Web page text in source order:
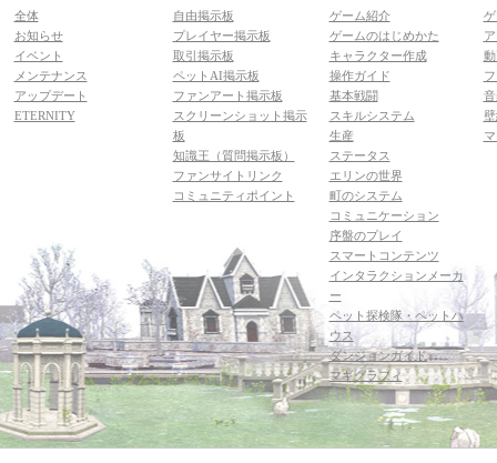
全体
お知らせ
イベント
メンテナンス
アップデート
ETERNITY
自由掲示板
プレイヤー掲示板
取引掲示板
ペットAI掲示板
ファンアート掲示板
スクリーンショット掲示
板
知識王（質問掲示板）
ファンサイトリンク
コミュニティポイント
ゲーム紹介
ゲームのはじめかた
キャラクター作成
操作ガイド
基本戦闘
スキルシステム
生産
ステータス
エリンの世界
町のシステム
コミュニケーション
序盤のプレイ
スマートコンテンツ
インタラクションメーカ
ー
ペット探検隊・ペットハ
ウス
ダンジョンガイド
マギグラフィ